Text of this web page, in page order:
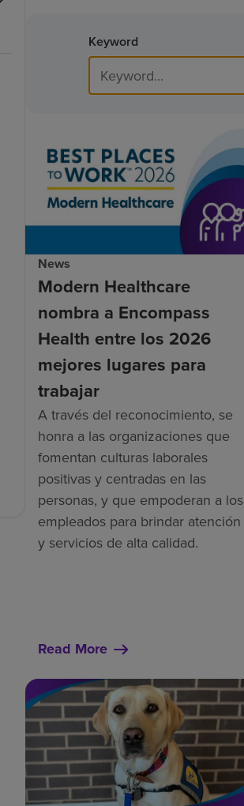
Keyword
News
Modern Healthcare
nombra a Encompass
Health entre los 2026
mejores lugares para
trabajar
A través del reconocimiento, se
honra a las organizaciones que
fomentan culturas laborales
positivas y centradas en las
personas, y que empoderan a los
empleados para brindar atención
y servicios de alta calidad.
Read More